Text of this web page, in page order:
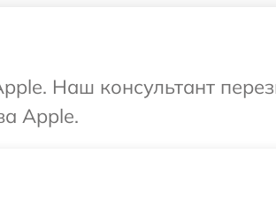
Наш консультант
Apple.